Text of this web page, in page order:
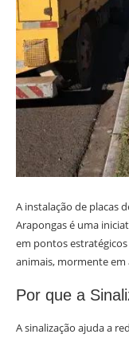
A instalação de placas
Arapongas é uma
em pontos
animais, mormente em
Por que a
A sinalização ajuda a